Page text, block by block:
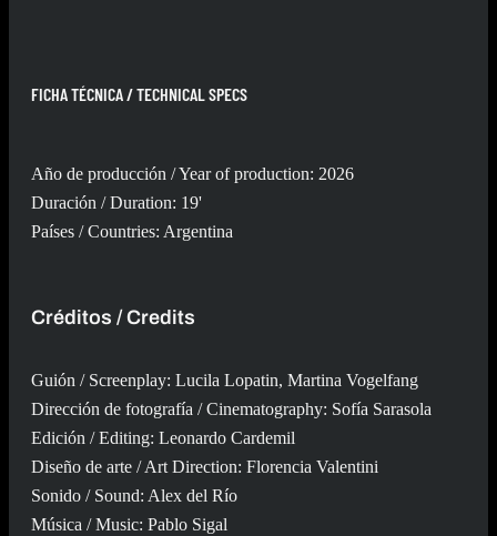
FICHA TÉCNICA / TECHNICAL SPECS
Año de producción / Year of production: 2026
Duración / Duration: 19'
Países / Countries: Argentina
Créditos / Credits
Guión / Screenplay: Lucila Lopatin, Martina Vogelfang
Dirección de fotografía / Cinematography: Sofía Sarasola
Edición / Editing: Leonardo Cardemil
Diseño de arte / Art Direction: Florencia Valentini
Sonido / Sound: Alex del Río
Música / Music: Pablo Sigal